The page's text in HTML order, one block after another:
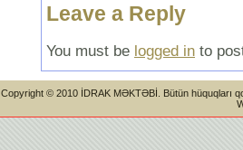
Leave a Reply
You must be logged in to
Copyright © 2010 İDRAK MƏKTƏBİ. Bütün hüquqları